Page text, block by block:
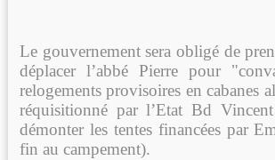
Le gouvernement sera obligé de
déplacer l’abbé Pierre pour
relogements provisoires en cabanes
réquisitionné par l’Etat Bd
démonter les tentes financées par
fin au campement).